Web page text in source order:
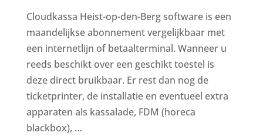
Cloudkassa Heist-op-den-Berg software is een
maandelijkse abonnement vergelijkbaar met
een internetlijn of betaalterminal. Wanneer u
reeds beschikt over een geschikt toestel is
deze direct bruikbaar. Er rest dan nog de
ticketprinter, de installatie en eventueel extra
apparaten als kassalade, FDM (horeca
blackbox), …